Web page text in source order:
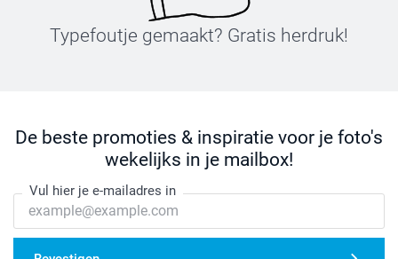
Typefoutje gemaakt? Gratis herdruk!
De beste promoties & inspiratie voor je foto's
wekelijks in je mailbox!
Vul hier je e-mailadres in